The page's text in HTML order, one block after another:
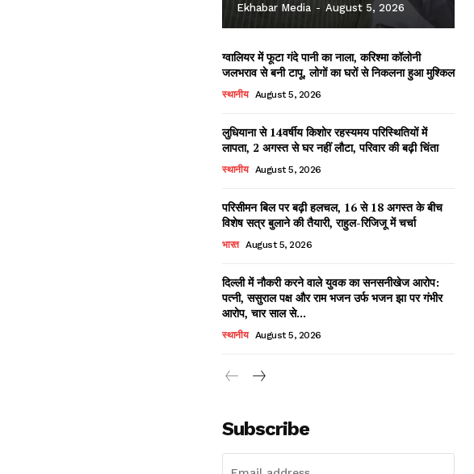
Ekhabar Media - August 5, 2026
ग्वालियर में फूटा गंदे पानी का नाला, करिश्मा कॉलोनी
जलभराव से बनी टापू, लोगों का घरों से निकलना हुआ मुश्किल
स्थानीय August 5, 2026
लुधियाना से 14वर्षीय किशोर रहस्यमय परिस्थितियों में
लापता, 2 अगस्त से घर नहीं लौटा, परिवार की बढ़ी चिंता
स्थानीय August 5, 2026
परिसीमन बिल पर बढ़ी हलचल, 16 से 18 अगस्त के बीच
विशेष सत्र बुलाने की तैयारी, राहुल-रिजिजू में चर्चा
भारत August 5, 2026
दिल्ली में नौकरी करने वाले युवक का सनसनीखेज आरोप:
पत्नी, ससुराल पक्ष और राम भजन उर्फ भजन झा पर गंभीर
आरोप, चार साल से...
स्थानीय August 5, 2026
Subscribe